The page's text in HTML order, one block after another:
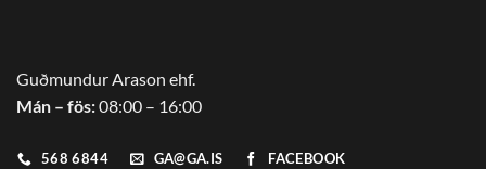
Guðmundur Arason ehf.
Mán – fös:08:00 – 16:00
568 6844 GA@GA.IS FACEBOOK